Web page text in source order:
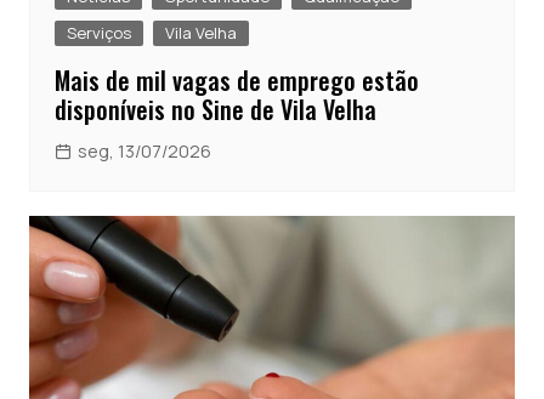
Serviços
Vila Velha
Mais de mil vagas de emprego estão
disponíveis no Sine de Vila Velha
seg, 13/07/2026